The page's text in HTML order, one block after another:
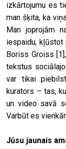
izkārtojumu es
man šķita, ka
Man joprojām
iespaidu, kļūstot
Boriss Groiss [1]
tekstus
var tikai
kurators – tas,
un video savā
Varbūt es
Jūsu jaunais